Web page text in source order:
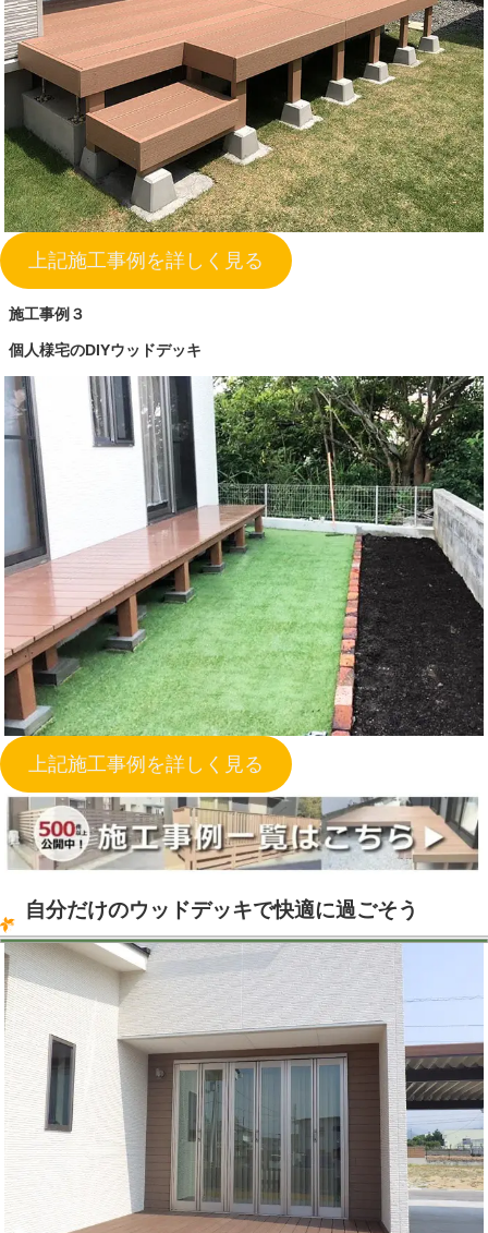
上記施工事例を詳しく見る
施工事例３
個人様宅のDIYウッドデッキ
上記施工事例を詳しく見る
自分だけのウッドデッキで快適に過ごそう